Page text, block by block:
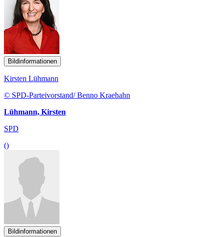
Bildinformationen
Kirsten Lühmann
© SPD-Parteivorstand/ Benno Kraehahn
Lühmann, Kirsten
SPD
()
Bildinformationen